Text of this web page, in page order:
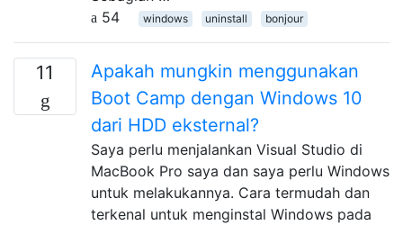
54
windows uninstall bonjour
11
Apakah mungkin menggunakan
Boot Camp dengan Windows 10
dari HDD eksternal?
Saya perlu menjalankan Visual Studio di
MacBook Pro saya dan saya perlu Windows
untuk melakukannya. Cara termudah dan
terkenal untuk menginstal Windows pada